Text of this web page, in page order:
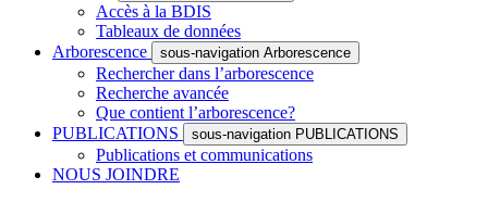
Accès à la BDIS
Tableaux de données
Arborescence
sous-navigation Arborescence
Rechercher dans l’arborescence
Recherche avancée
Que contient l’arborescence?
PUBLICATIONS
sous-navigation PUBLICATIONS
Publications et communications
NOUS JOINDRE